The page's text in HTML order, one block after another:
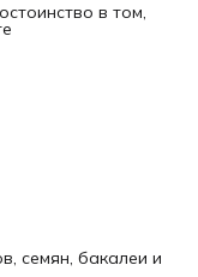
в том,
семян, бакалеи и